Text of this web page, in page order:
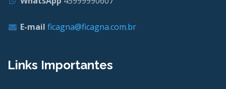
E-mail ficagna@ficagna.com.br
Links Importantes